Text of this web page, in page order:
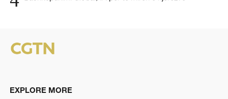
EXPLORE MORE